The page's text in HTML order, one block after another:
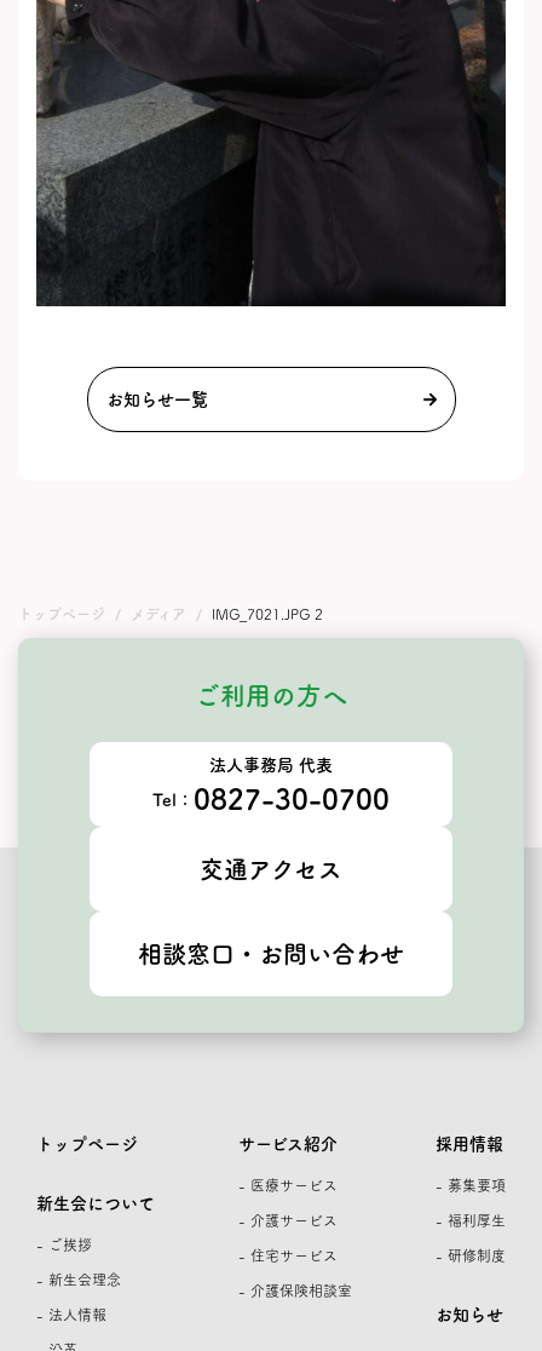
お知らせ一覧
トップページ メディア IMG_7021.JPG 2
ご利用の方へ
法人事務局 代表
Tel： 0827-30-0700
交通アクセス
相談窓口・お問い合わせ
トップページ
新生会について
- ご挨拶
- 新生会理念
- 法人情報
サービス紹介
- 医療サービス
- 介護サービス
- 住宅サービス
- 介護保険相談室
採用情報
- 募集要項
- 福利厚生
- 研修制度
お知らせ